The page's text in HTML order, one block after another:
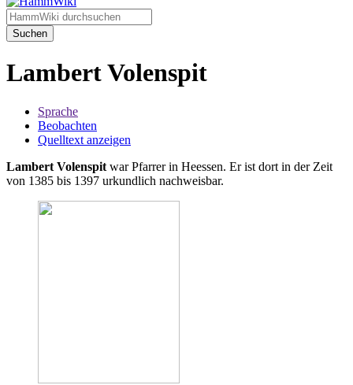
Suchen
Lambert Volenspit
Sprache
Beobachten
Quelltext anzeigen
Lambert Volenspit war Pfarrer in Heessen. Er ist dort in der Zeit
von 1385 bis 1397 urkundlich nachweisbar.